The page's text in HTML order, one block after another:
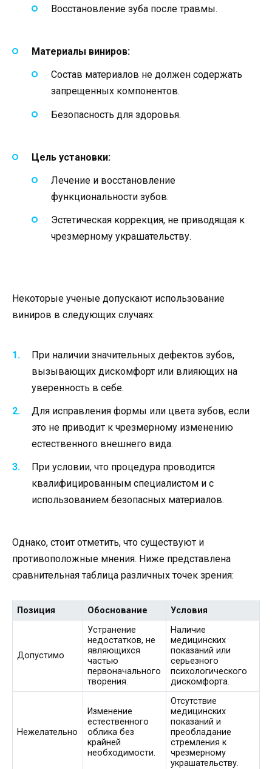
Восстановление зуба после травмы.
Материалы виниров:
Состав материалов не должен содержать
запрещенных компонентов.
Безопасность для здоровья.
Цель установки:
Лечение и восстановление
функциональности зубов.
Эстетическая коррекция, не приводящая к
чрезмерному украшательству.
Некоторые ученые допускают использование
виниров в следующих случаях:
При наличии значительных дефектов зубов,
вызывающих дискомфорт или влияющих на
уверенность в себе.
Для исправления формы или цвета зубов, если
это не приводит к чрезмерному изменению
естественного внешнего вида.
При условии, что процедура проводится
квалифицированным специалистом и с
использованием безопасных материалов.
Однако, стоит отметить, что существуют и
противоположные мнения. Ниже представлена
сравнительная таблица различных точек зрения:
Позиция Обоснование Условия
Допустимо
Устранение
недостатков, не
являющихся
частью
первоначального
творения.
Наличие
медицинских
показаний или
серьезного
психологического
дискомфорта.
Нежелательно
Изменение
естественного
облика без
крайней
необходимости.
Отсутствие
медицинских
показаний и
преобладание
стремления к
чрезмерному
украшательству.